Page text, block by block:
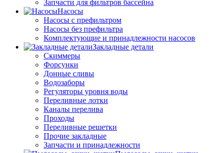
Запчасти для фильтров бассейна
Насосы
Насосы с префильтром
Насосы без префильтра
Комплектующие и принадлежности насосов
Закладные детали
Скиммеры
Форсунки
Донные сливы
Водозаборы
Регуляторы уровня воды
Переливные лотки
Каналы перелива
Проходы
Переливные решетки
Прочие закладные
Запчасти и принадлежности